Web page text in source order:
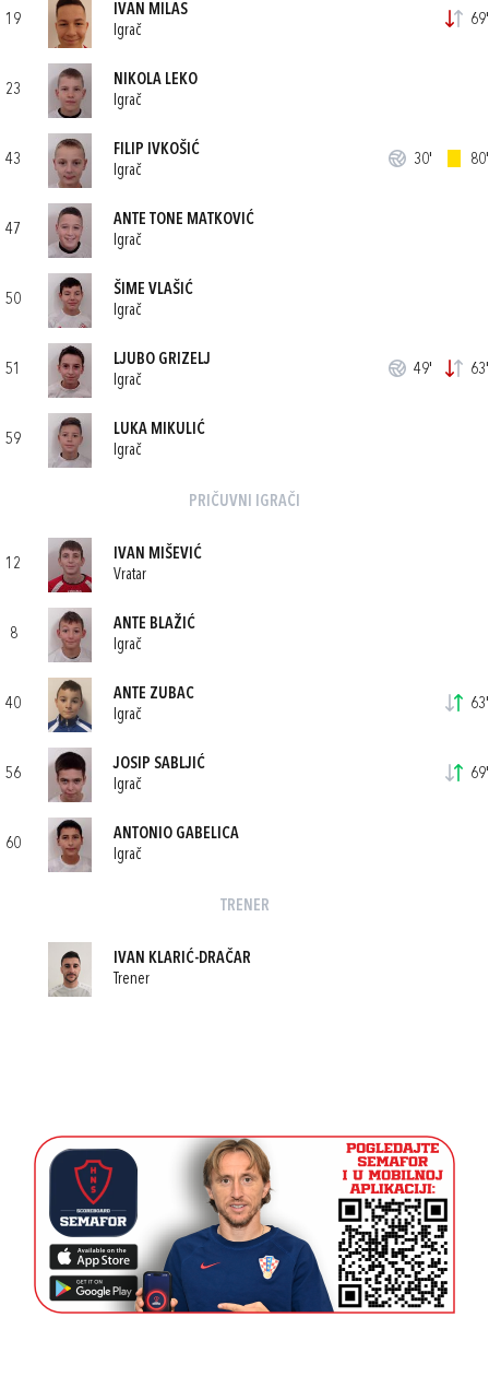
19
IVAN MILAS
Igrač
69'
23
NIKOLA LEKO
Igrač
43
FILIP IVKOŠIĆ
Igrač
30' 80'
47
ANTE TONE MATKOVIĆ
Igrač
50
ŠIME VLAŠIĆ
Igrač
51
LJUBO GRIZELJ
Igrač
49' 63'
59
LUKA MIKULIĆ
Igrač
PRIČUVNI IGRAČI
12
IVAN MIŠEVIĆ
Vratar
8
ANTE BLAŽIĆ
Igrač
40
ANTE ZUBAC
Igrač
63'
56
JOSIP SABLJIĆ
Igrač
69'
60
ANTONIO GABELICA
Igrač
TRENER
IVAN KLARIĆ-DRAČAR
Trener